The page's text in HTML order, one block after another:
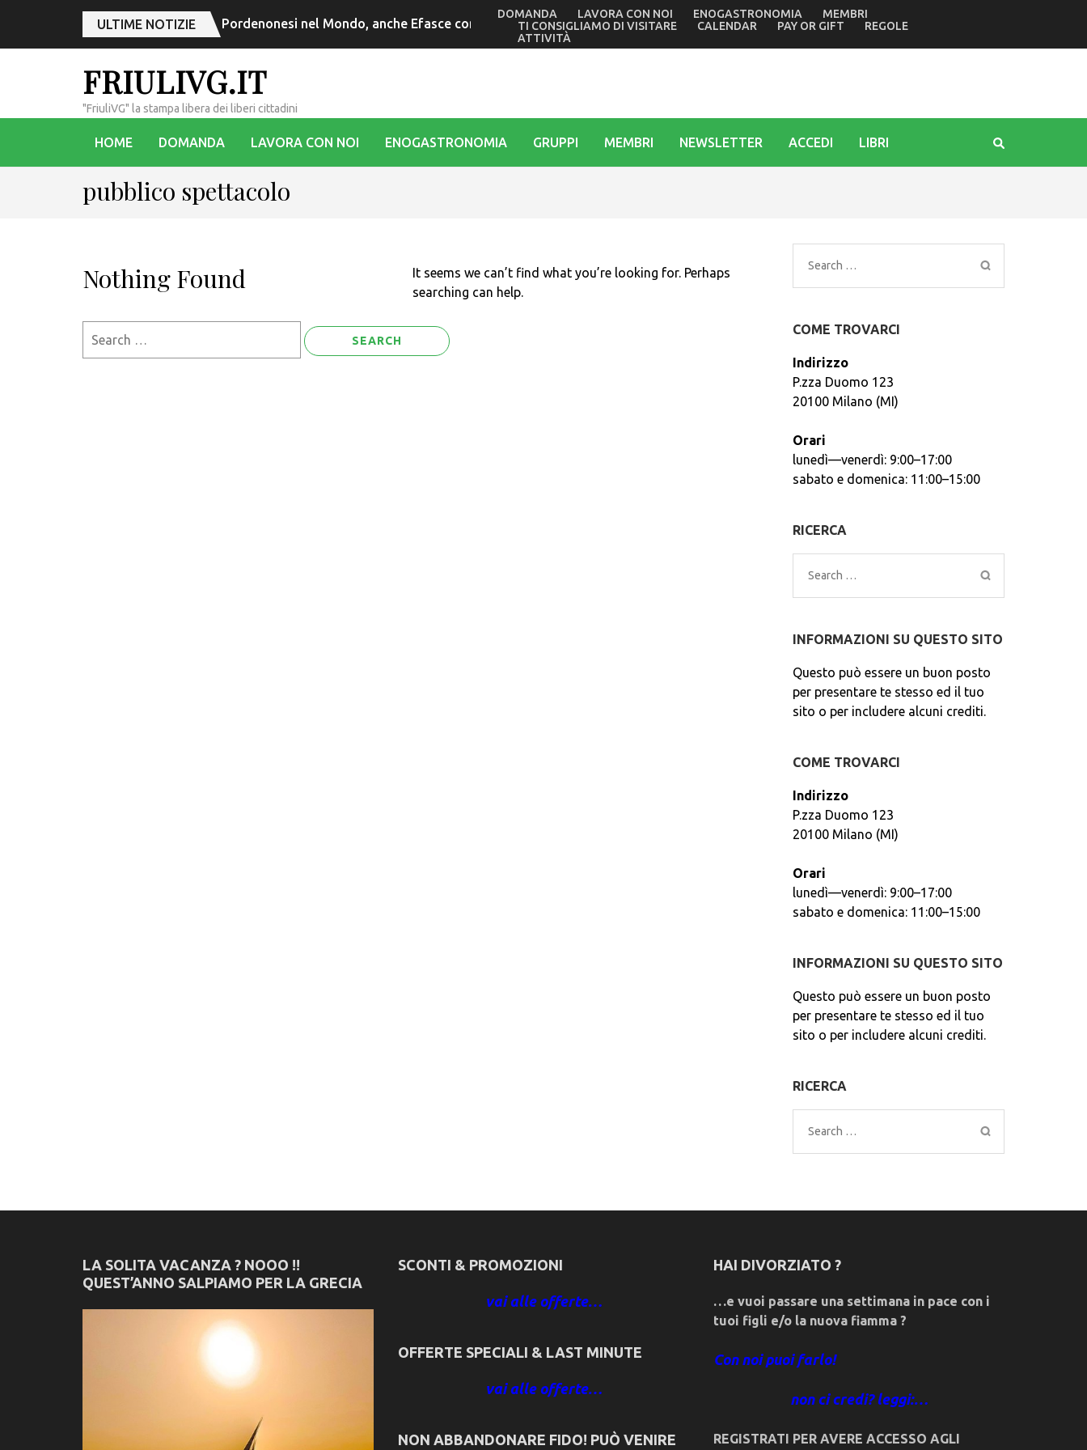
ULTIME NOTIZIE Pordenonesi nel Mondo, anche Efasce con il presidente Tubaro alle commemorazioni della tragedia di Marcinelle in Belgio di 70 anni fa
DOMANDA LAVORA CON NOI ENOGASTRONOMIA
MEMBRI
TI CONSIGLIAMO DI VISITARE
CALENDAR PAY OR GIFT
REGOLE
ATTIVITÀ
FRIULIVG.IT
"FriuliVG" la stampa libera dei liberi cittadini
HOME DOMANDA LAVORA CON NOI ENOGASTRONOMIA GRUPPI MEMBRI NEWSLETTER ACCEDI LIBRI
pubblico spettacolo
Nothing Found
It seems we can’t find what you’re looking for. Perhaps
searching can help.
Search
for:
COME TROVARCI
Indirizzo
P.zza Duomo 123
20100 Milano (MI)
Orari
lunedì—venerdì: 9:00–17:00
sabato e domenica: 11:00–15:00
RICERCA
Search
for:
INFORMAZIONI SU QUESTO SITO
Questo può essere un buon posto
per presentare te stesso ed il tuo
sito o per includere alcuni crediti.
COME TROVARCI
Indirizzo
P.zza Duomo 123
20100 Milano (MI)
Orari
lunedì—venerdì: 9:00–17:00
sabato e domenica: 11:00–15:00
INFORMAZIONI SU QUESTO SITO
Questo può essere un buon posto
per presentare te stesso ed il tuo
sito o per includere alcuni crediti.
RICERCA
Search
for:
LA SOLITA VACANZA ? NOOO !!
QUEST’ANNO SALPIAMO PER LA GRECIA
SCONTI & PROMOZIONI
vai alle offerte…
OFFERTE SPECIALI & LAST MINUTE
vai alle offerte…
NON ABBANDONARE FIDO! PUÒ VENIRE
HAI DIVORZIATO ?
…e vuoi passare una settimana in pace con i
tuoi figli e/o la nuova fiamma ?
Con noi puoi farlo!
non ci credi? leggi:…
REGISTRATI PER AVERE ACCESSO AGLI